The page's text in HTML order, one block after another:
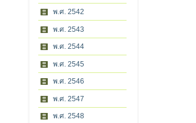
พ.ศ. 2542
พ.ศ. 2543
พ.ศ. 2544
พ.ศ. 2545
พ.ศ. 2546
พ.ศ. 2547
พ.ศ. 2548